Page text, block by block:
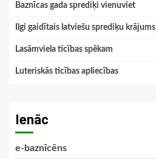
Baznīcas gada sprediķi vienuviet
Ilgi gaidītais latviešu sprediķu krājums
Lasāmviela ticības spēkam
Luteriskās ticības apliecības
Ienāc
e-baznīcēns